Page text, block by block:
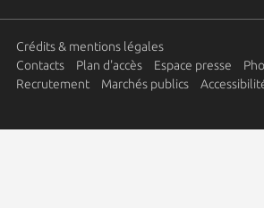
Crédits & mentions légales
Contacts
Plan d'accès Espace presse
Recrutement
Marchés publics